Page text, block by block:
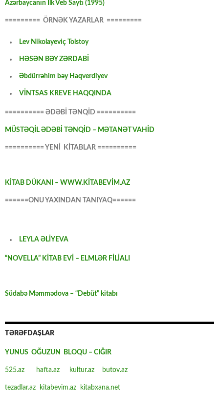
Azərbaycanın İlk Veb Saytı (1995)
========= ÖRNƏK YAZARLAR =========
Lev Nikolayeviç Tolstoy
HƏSƏN BƏY ZƏRDABİ
Əbdürrəhim bəy Haqverdiyev
VİNTSAS KREVE HAQQINDA
========== ƏDƏBİ TƏNQİD ==========
MÜSTƏQİL ƏDƏBİ TƏNQİD – MƏTANƏT VAHİD
========== YENİ KİTABLAR ==========
KİTAB DÜKANI – WWW.KİTABEVİM.AZ
======ONU YAXINDAN TANIYAQ======
LEYLA ƏLİYEVA
“NOVELLA” KİTAB EVİ – ELMLƏR FİLİALI
Südabə Məmmədova – “Debüt” kitabı
TƏRƏFDAŞLAR
YUNUS OĞUZUN BLOQU – CIĞIR
525.az hafta.az kultur.az butov.az
tezadlar.az kitabevim.az kitabxana.net